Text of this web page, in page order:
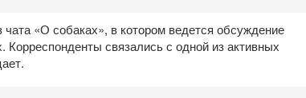
«О собаках», в котором ведется обсуждение
связались с одной из активных